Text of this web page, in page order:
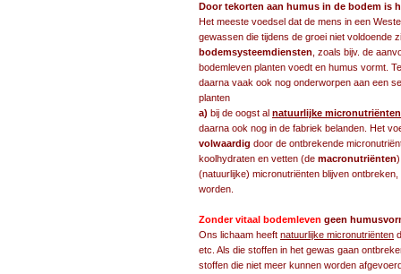
Door tekorten aan humus in de bodem is
Het meeste voedsel dat de mens in een
gewassen die tijdens de groei niet voldoende
bodemsysteemdiensten , zoals bijv. de
bodemleven planten voedt en humus vormt.
daarna vaak ook nog onderworpen aan een
planten
a) bij de oogst al natuurlijke micronutriënten
daarna ook nog in de fabriek belanden. Het
volwaardig door de ontbrekende
koolhydraten en vetten (de macronutriënten
(natuurlijke) micronutriënten blijven
worden.
Zonder vitaal bodemleven geen
Ons lichaam heeft natuurlijke micronutriënten
etc. Als die stoffen in het gewas gaan
stoffen die niet meer kunnen worden